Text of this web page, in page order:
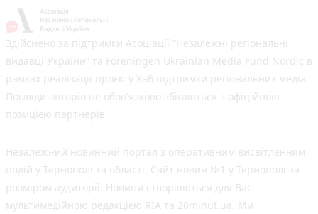
Здійснено за підтримки Асоціації “Незалежні регіональні
видавці України” та Foreningen Ukrainian Media Fund Nordic в
рамках реалізації проєкту Хаб підтримки регіональних медіа.
Погляди авторів не обов'язково збігаються з офіційною
позицією партнерів
Незалежний новинний портал з оперативним висвітленням
подій у Тернополі та області. Сайт новин №1 у Тернополі за
розміром аудиторії. Новини створюються для Вас
мультимедійною редакцією RIA та 20minut.ua. Ми